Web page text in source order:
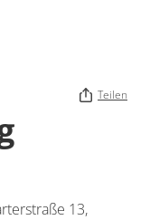
Teilen
13,